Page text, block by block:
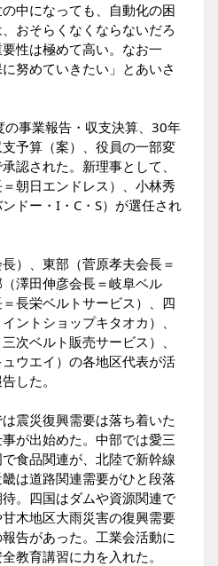
中になっても、自動化の困
おそらくなくならないだろ
性は極めて高い。なお一
努めていきたい」とあいさ
事業報告・収支決算、30年
予算（案）、役員の一部変
認された。新理事として、
朝日エンドレス）、小林秀
ドー・I・C・S）が選任され
）、東部（菅原孝夫会長＝
澤田伸彦会長＝岐阜ベル
長栄ベルトサービス）、四
ントショップキタオカ）、
次ベルト販売サービス）、
ウエイ）の各地区代表が活
した。
震災復興需要は落ち着いた
が出始めた。中部では愛三
食品関連が、北陸で新幹線
は道路関連需要がひと段落
。四国はダムや資源関連で
木地区大雨災害の復興需要
告があった。工業会活動に
教育講習に力を入れた。